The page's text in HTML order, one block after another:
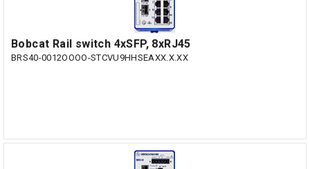
Bobcat Rail switch 4xSFP, 8xRJ45
BRS40-0012OOOO-STCVU9HHSEAXX.X.XX